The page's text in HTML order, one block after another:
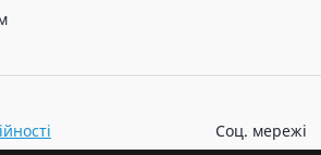
Соц. мережі